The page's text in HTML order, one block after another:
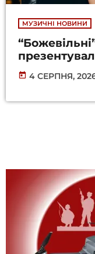
МУЗИЧНІ НОВИНИ
today 4 СЕРПНЯ,